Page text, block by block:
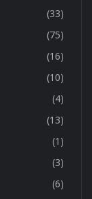
(33)
(75)
(16)
(10)
(4)
(13)
(1)
(3)
(6)